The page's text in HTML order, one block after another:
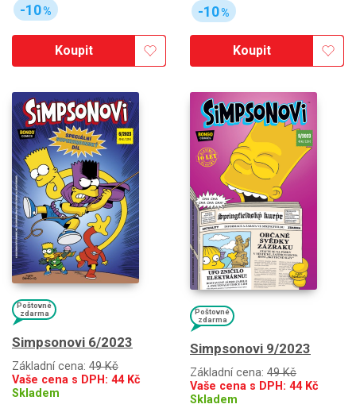
-10%
Koupit
-10%
Koupit
Poštovné
zdarma
Simpsonovi 6/2023
Základní cena: 49 Kč
Vaše cena s DPH: 44Kč
Skladem
Poštovné
zdarma
Simpsonovi 9/2023
Základní cena: 49 Kč
Vaše cena s DPH: 44Kč
Skladem